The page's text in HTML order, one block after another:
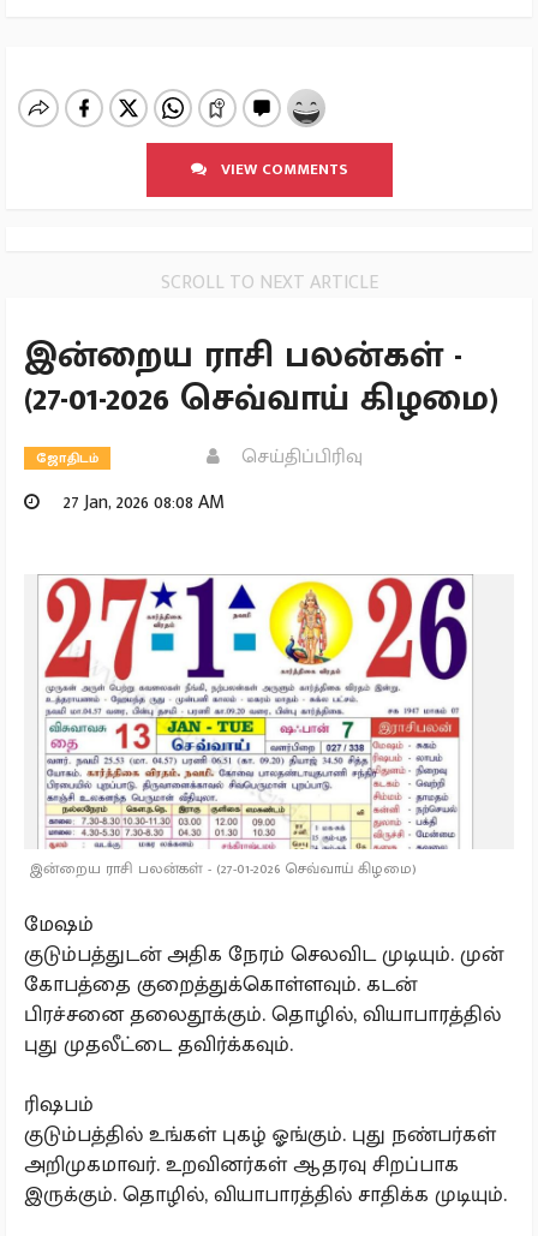
VIEW COMMENTS
SCROLL TO NEXT ARTICLE
இன்றைய ராசி பலன்கள் -
(27-01-2026 செவ்வாய் கிழமை)
ஜோதிடம்
செய்திப்பிரிவு
27 Jan, 2026 08:08 AM
இன்றைய ராசி பலன்கள் - (27-01-2026 செவ்வாய் கிழமை)
மேஷம்
குடும்பத்துடன் அதிக நேரம் செலவிட முடியும். முன்
கோபத்தை குறைத்துக்கொள்ளவும். கடன்
பிரச்சனை தலைதூக்கும். தொழில், வியாபாரத்தில்
புது முதலீட்டை தவிர்க்கவும்.
ரிஷபம்
குடும்பத்தில் உங்கள் புகழ் ஓங்கும். புது நண்பர்கள்
அறிமுகமாவர். உறவினர்கள் ஆதரவு சிறப்பாக
இருக்கும். தொழில், வியாபாரத்தில் சாதிக்க முடியும்.